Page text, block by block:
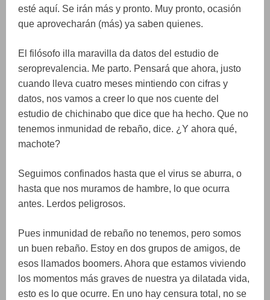
esté aquí. Se irán más y pronto. Muy pronto, ocasión
que aprovecharán (más) ya saben quienes.
El filósofo illa maravilla da datos del estudio de
seroprevalencia. Me parto. Pensará que ahora, justo
cuando lleva cuatro meses mintiendo con cifras y
datos, nos vamos a creer lo que nos cuente del
estudio de chichinabo que dice que ha hecho. Que no
tenemos inmunidad de rebaño, dice. ¿Y ahora qué,
machote?
Seguimos confinados hasta que el virus se aburra, o
hasta que nos muramos de hambre, lo que ocurra
antes. Lerdos peligrosos.
Pues inmunidad de rebaño no tenemos, pero somos
un buen rebaño. Estoy en dos grupos de amigos, de
esos llamados boomers. Ahora que estamos viviendo
los momentos más graves de nuestra ya dilatada vida,
esto es lo que ocurre. En uno hay censura total, no se